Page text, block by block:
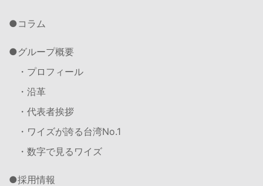
コラム
グループ概要
・プロフィール
・沿革
・代表者挨拶
・ワイズが誇る台湾No.1
・数字で見るワイズ
採用情報